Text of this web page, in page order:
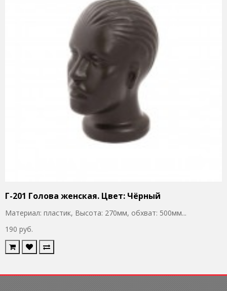
Г-201 Голова женская. Цвет: Чёрный
Материал: пластик, Высота: 270мм, обхват: 500мм...
190 руб.